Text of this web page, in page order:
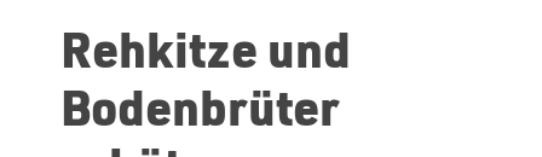
Rehkitze und
Bodenbrüter